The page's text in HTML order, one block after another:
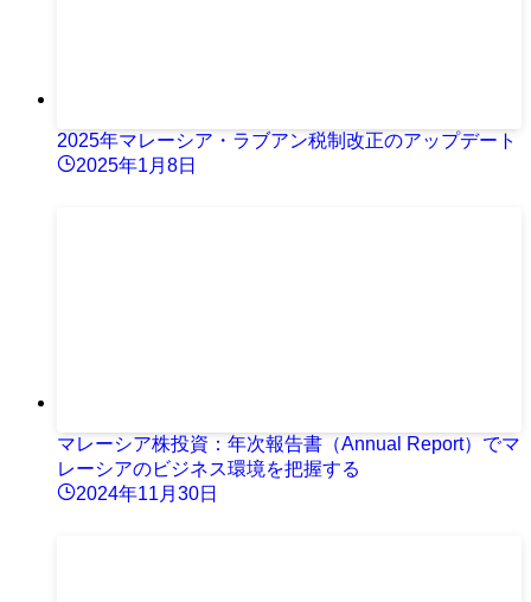
2025年マレーシア・ラブアン税制改正のアップデート
2025年1月8日
マレーシア株投資：年次報告書（Annual Report）でマ
レーシアのビジネス環境を把握する
2024年11月30日